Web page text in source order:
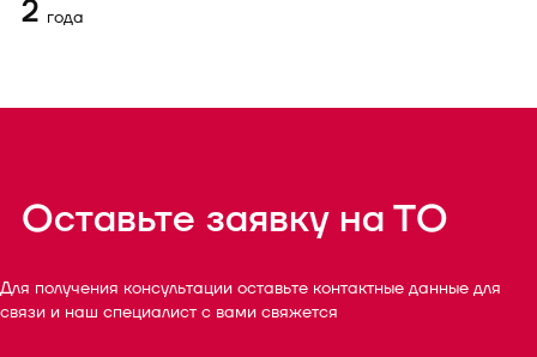
2 года
Оставьте заявку на ТО
Для получения консультации оставьте контактные данные для
связи и наш специалист с вами свяжется